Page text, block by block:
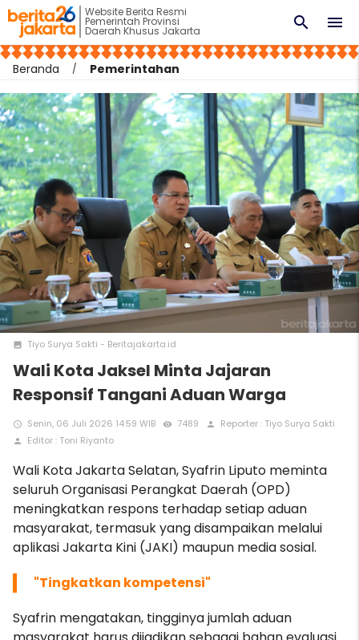
Website Berita Resmi
Pemerintah Provinsi
Daerah Khusus Jakarta menu
search
Beranda Pemerintahan
photo Tiyo Surya Sakti - Beritajakarta.id
Wali Kota Jaksel Minta Jajaran
Responsif Tangani Aduan Warga
access_time Senin, 06 Juli 2026 14:59 WIB remove_red_eye 7489 person Reporter : Tiyo Surya Sakti
person Editor : Toni Riyanto
Wali Kota Jakarta Selatan, Syafrin Liputo meminta
seluruh Organisasi Perangkat Daerah (OPD)
meningkatkan respons terhadap setiap aduan
masyarakat, termasuk yang disampaikan melalui
aplikasi Jakarta Kini (JAKI) maupun media sosial.
"Tingkatkan kompetensi"
Syafrin mengatakan, tingginya jumlah aduan